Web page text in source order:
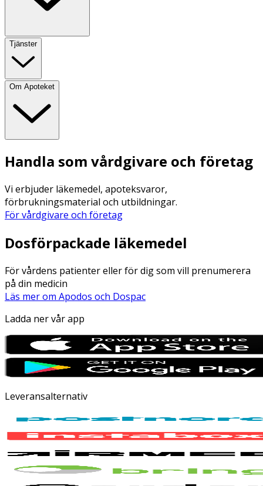
Tjänster
Om Apoteket
Handla som vårdgivare och företag
Vi erbjuder läkemedel, apoteksvaror,
förbrukningsmaterial och utbildningar.
För vårdgivare och företag
Dosförpackade läkemedel
För vårdens patienter eller för dig som vill prenumerera
på din medicin
Läs mer om Apodos och Dospac
Ladda ner vår app
Leveransalternativ